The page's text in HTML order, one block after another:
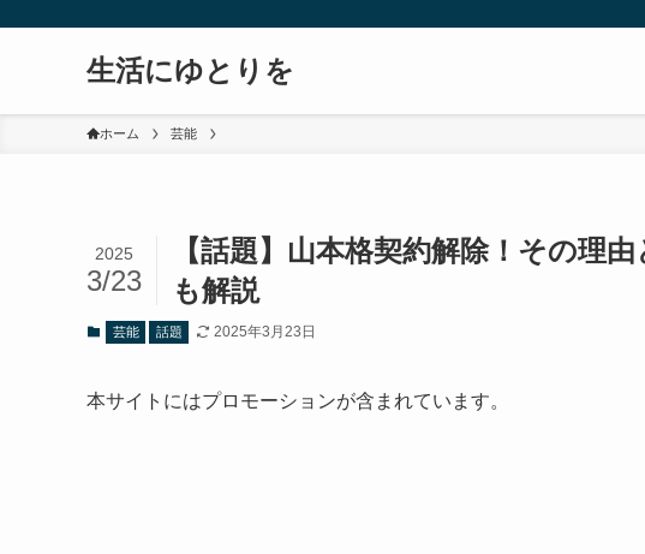
生活にゆとりを
ホーム 芸能
【話題】山本格契約解除！その理
も解説
2025
3/23
芸能 話題 2025年3月23日
本サイトにはプロモーションが含まれています。